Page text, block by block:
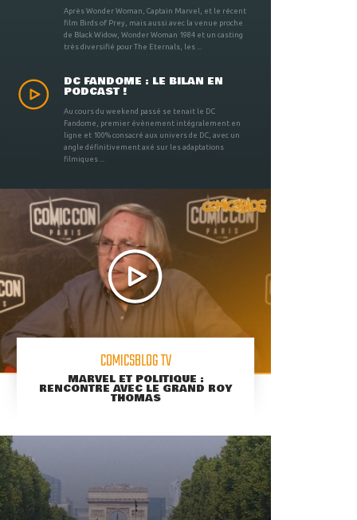
Après Wonder Woman, Captain Marvel, et le récent
film Birds of Prey, mais aussi avec la venue proche
de Black Widow, Wonder Woman 1984 et un casting
très diversifié pour The Eternals, les ...
DC FANDOME : LE BILAN EN
PODCAST !
Au cours du weekend passé se tenait le DC
Fandome, premier évènement intégralement en
ligne et 100% consacré aux univers de DC, avec un
angle définitivement axé sur les adaptations
filmiques ...
COMICSBLOG TV
MARVEL ET POLITIQUE :
RENCONTRE AVEC LE GRAND ROY
THOMAS